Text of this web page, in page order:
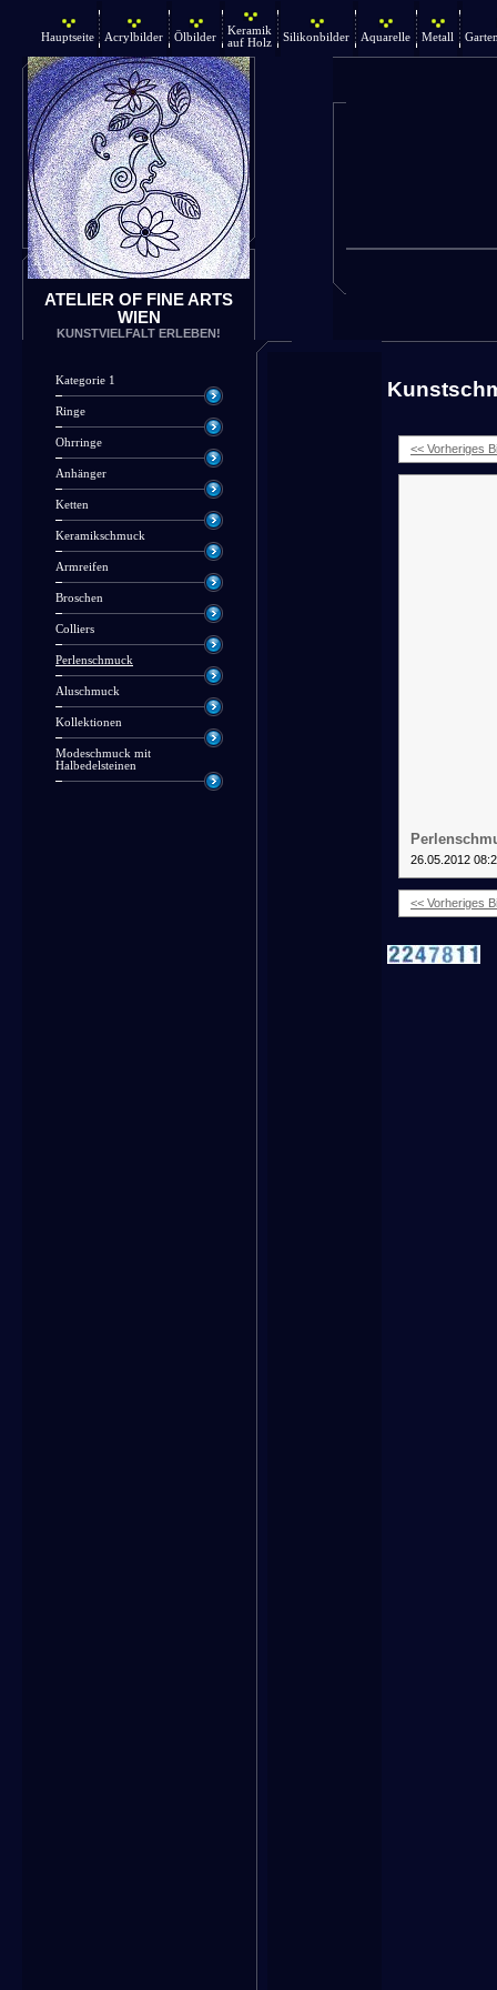
Hauptseite Acrylbilder Ölbilder
Keramik
auf Holz
Silikonbilder Aquarelle Metall
ATELIER OF FINE ARTS
WIEN
KUNSTVIELFALT ERLEBEN!
Kategorie 1
Ringe
Ohrringe
Anhänger
Ketten
Keramikschmuck
Armreifen
Broschen
Colliers
Perlenschmuck
Aluschmuck
Kollektionen
Modeschmuck mit
Halbedelsteinen
<< Vorheriges
26.05.2012
<< Vorheriges